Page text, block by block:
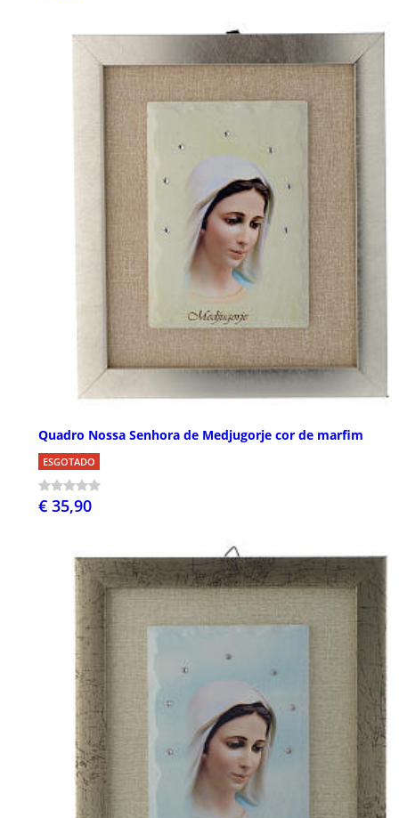
Quadro Nossa Senhora de Medjugorje cor de marfim
ESGOTADO
€ 35,90